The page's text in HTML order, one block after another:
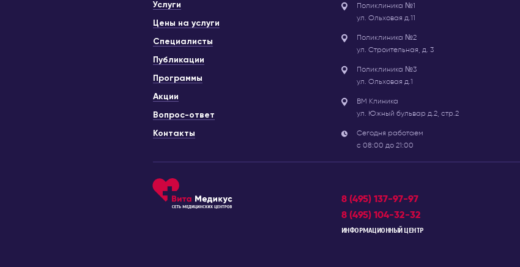
Услуги
Цены на услуги
Специалисты
Публикации
Программы
Акции
Вопрос-ответ
Контакты
Поликлиника №1
ул. Ольховая д.11
Поликлиника №2
ул. Строительная, д. 3
Поликлиника №3
ул. Ольховая д.1
ВМ Клиника
ул. Южный бульвар д.2, стр.2
Сегодня работаем
с 08:00 до 21:00
8 (495) 137-97-97
8 (495) 104-32-32
ИНФОРМАЦИОННЫЙ ЦЕНТР